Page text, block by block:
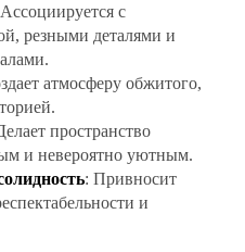
с
резными деталями и
атмосферу обжитого,
пространство
и невероятно уютным.
: Привносит
и